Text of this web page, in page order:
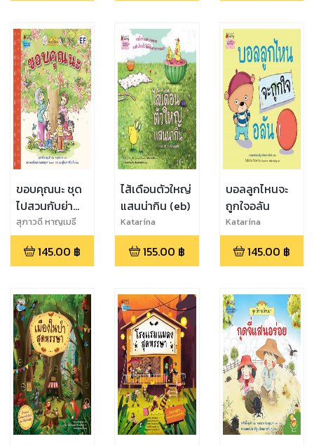
ขอบคุณนะ ชุด
ไปสวนกับย่า
(eb)
สุภาวดี หาญเมธี
145.00 ฿
ไส้เดือนตัวใหญ่
แสนน่ากิน (eb)
Katarína
Macurová
155.00 ฿
บอลลูกไหนจะ
ถูกใจอลัน
Katarína
Macurová
145.00 ฿